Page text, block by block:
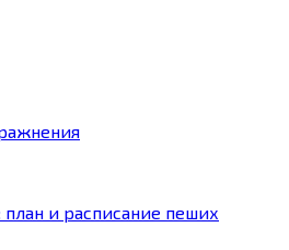
план и расписание пеших